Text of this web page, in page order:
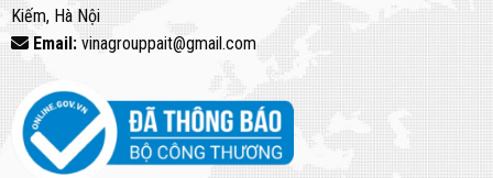
Kiếm, Hà Nội
Email:vinagrouppait@gmail.com